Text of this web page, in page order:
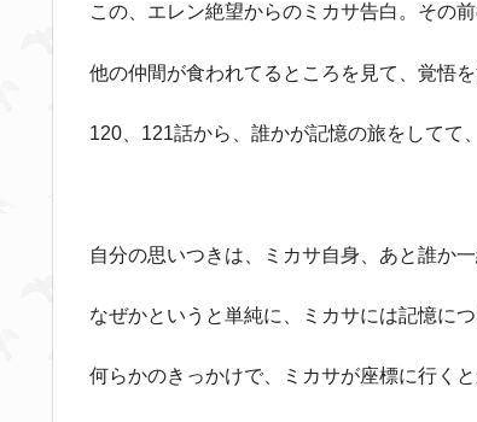
この、エレン絶望からのミカサ告白。その
他の仲間が食われてるところを見て、覚悟
120、121話から、誰かが記憶の旅をしてて
自分の思いつきは、ミカサ自身、あと誰か
なぜかというと単純に、ミカサには記憶に
何らかのきっかけで、ミカサが座標に行く